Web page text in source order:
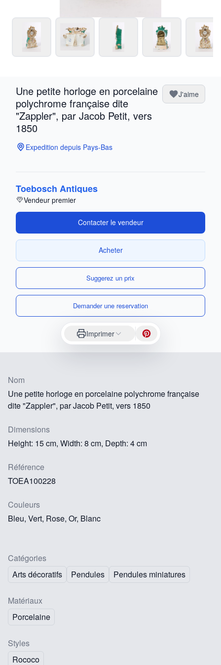
Une petite horloge en porcelaine
polychrome française dite
"Zappler", par Jacob Petit, vers
1850
J'aime
Expedition depuis Pays-Bas
Toebosch Antiques
Vendeur premier
Contacter le vendeur
Acheter
Suggerez un prix
Demander une reservation
Imprimer
Nom
Une petite horloge en porcelaine polychrome française
dite "Zappler", par Jacob Petit, vers 1850
Dimensions
Height: 15 cm, Width: 8 cm, Depth: 4 cm
Référence
TOEA100228
Couleurs
Bleu, Vert, Rose, Or, Blanc
Catégories
Arts décoratifs
Pendules Pendules miniatures
Matériaux
Porcelaine
Styles
Rococo